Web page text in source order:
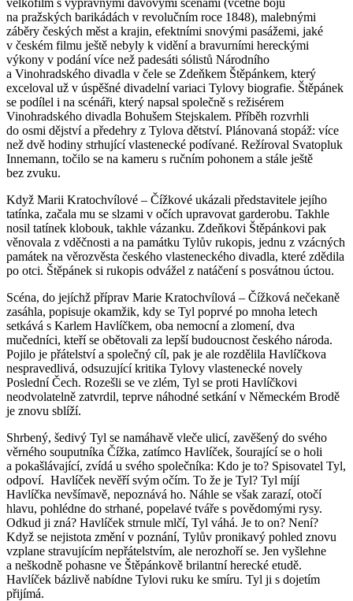
na pražských barikádách v revolučním roce 1848), malebnými
záběry českých měst a krajin, efektními snovými pasážemi, jaké
v českém filmu ještě nebyly k vidění a bravurními hereckými
výkony v podání více než padesáti sólistů Národního
a Vinohradského divadla v čele se Zdeňkem Štěpánkem, který
exceloval už v úspěšné divadelní variaci Tylovy biografie. Štěpánek
se podílel i na scénáři, který napsal společně s režisérem
Vinohradského divadla Bohušem Stejskalem. Příběh rozvrhli
do osmi dějství a předehry z Tylova dětství. Plánovaná stopáž: více
než dvě hodiny strhující vlastenecké podívané. Režíroval Svatopluk
Innemann, točilo se na kameru s ručním pohonem a stále ještě
bez zvuku.
Když Marii Kratochvílové – Čížkové ukázali představitele jejího
tatínka, začala mu se slzami v očích upravovat garderobu. Takhle
nosil tatínek klobouk, takhle vázanku. Zdeňkovi Štěpánkovi pak
věnovala z vděčnosti a na památku Tylův rukopis, jednu z vzácných
památek na věrozvěsta českého vlasteneckého divadla, které zdědila
po otci. Štěpánek si rukopis odvážel z natáčení s posvátnou úctou.
Scéna, do jejíchž příprav Marie Kratochvílová – Čížková nečekaně
zasáhla, popisuje okamžik, kdy se Tyl poprvé po mnoha letech
setkává s Karlem Havlíčkem, oba nemocní a zlomení, dva
mučedníci, kteří se obětovali za lepší budoucnost českého národa.
Pojilo je přátelství a společný cíl, pak je ale rozdělila Havlíčkova
nespravedlivá, odsuzující kritika Tylovy vlastenecké novely
Poslední Čech. Rozešli se ve zlém, Tyl se proti Havlíčkovi
neodvolatelně zatvrdil, teprve náhodné setkání v Německém Brodě
je znovu sblíží.
Shrbený, šedivý Tyl se namáhavě vleče ulicí, zavěšený do svého
věrného souputníka Čížka, zatímco Havlíček, šourající se o holi
a pokašlávající, zvídá u svého společníka: Kdo je to? Spisovatel Tyl,
odpoví. Havlíček nevěří svým očím. To že je Tyl? Tyl míjí
Havlíčka nevšímavě, nepoznává ho. Náhle se však zarazí, otočí
hlavu, pohlédne do strhané, popelavé tváře s povědomými rysy.
Odkud ji zná? Havlíček strnule mlčí, Tyl váhá. Je to on? Není?
Když se nejistota změní v poznání, Tylův pronikavý pohled znovu
vzplane stravujícím nepřátelstvím, ale nerozhoří se. Jen vyšlehne
a neškodně pohasne ve Štěpánkově brilantní herecké etudě.
Havlíček bázlivě nabídne Tylovi ruku ke smíru. Tyl ji s dojetím
přijímá.